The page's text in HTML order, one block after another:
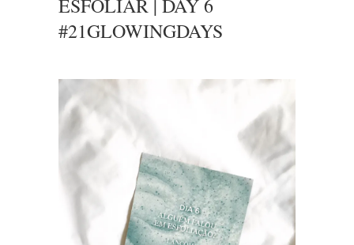
ESFOLIAR | DAY 6
#21GLOWINGDAYS